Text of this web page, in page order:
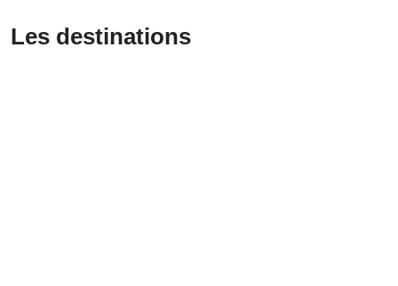
Les destinations